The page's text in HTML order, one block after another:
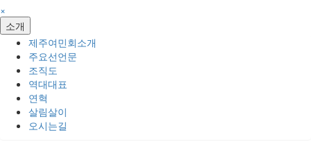
×
소개
제주여민회소개
주요선언문
조직도
역대대표
연혁
살림살이
오시는길